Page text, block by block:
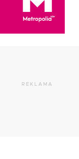
REKLAMA